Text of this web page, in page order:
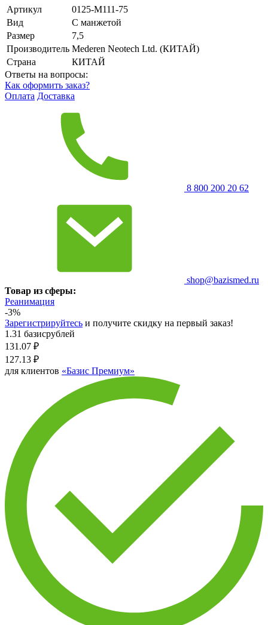
Артикул
0125-M111-75
Вид
С манжетой
Размер
7,5
Производитель Mederen Neotech Ltd. (КИТАЙ)
Страна
КИТАЙ
Ответы на вопросы:
Как оформить заказ?
Оплата Доставка
8 800 200 20 62
shop@bazismed.ru
Товар из сферы:
Реанимация
-3%
Зарегистрируйтесь и получите скидку на первый заказ!
1.31 базисрублей
131.07 ₽
127.13 ₽
для клиентов «Базис Премиум»